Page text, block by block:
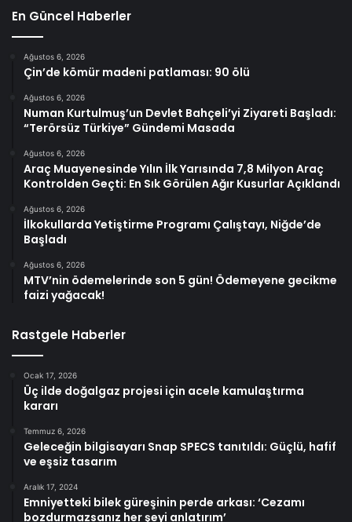
En Güncel Haberler
Ağustos 6, 2026
Çin’de kömür madeni patlaması: 90 ölü
Ağustos 6, 2026
Numan Kurtulmuş’un Devlet Bahçeli’yi Ziyareti Başladı:
“Terörsüz Türkiye” Gündemi Masada
Ağustos 6, 2026
Araç Muayenesinde Yılın İlk Yarısında 7,8 Milyon Araç
Kontrolden Geçti: En Sık Görülen Ağır Kusurlar Açıklandı
Ağustos 6, 2026
İlkokullarda Yetiştirme Programı Çalıştayı, Niğde’de
Başladı
Ağustos 6, 2026
MTV’nin ödemelerinde son 5 gün! Ödemeyene gecikme
faizi yağacak!
Rastgele Haberler
Ocak 17, 2026
Üç ilde doğalgaz projesi için acele kamulaştırma
kararı
Temmuz 6, 2026
Geleceğin bilgisayarı Snap SPECS tanıtıldı: Güçlü, hafif
ve eşsiz tasarım
Aralık 17, 2024
Emniyetteki bilek güreşinin perde arkası: ‘Cezamı
bozdurmazsanız her şeyi anlatırım’